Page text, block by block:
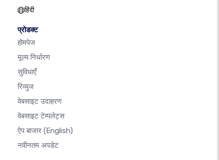
हिंदी
प्रोडक्ट
होमपेज
मूल्य निर्धारण
सुविधाएँ
रिव्युज
वेबसाइट उदाहरण
वेबसाइट टेम्पलेट्स
ऐप बाजार (English)
नवीनतम अपडेट